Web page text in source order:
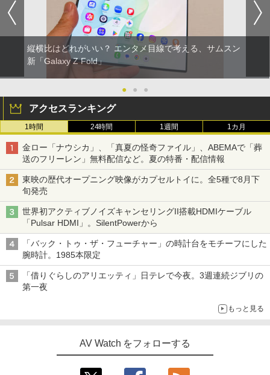
縦横比はどれがいい？ エンタメ目線で考える、サムスン
新「Galaxy Z Fold」
● ● ●
アクセスランキング
1時間 24時間 1週間 1カ月
金ロー「ナウシカ」、「真夏の怪奇ファイル」、ABEMAで「葬
送のフリーレン」無料配信など。夏の特番・配信情報
東映の歴代オープニング映像がカプセルトイに。全5種で8月下
旬発売
世界初アクティブノイズキャンセリングII搭載HDMIケーブル
「Pulsar HDMI」。SilentPowerから
「バック・トゥ・ザ・フューチャー」の時計台をモチーフにした
腕時計。1985本限定
「借りぐらしのアリエッティ」日テレで今夜。3週連続ジブリの
第一夜
もっと見る
AV Watch をフォローする